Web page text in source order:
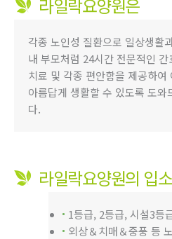
라일락요양원은
각종 노인성 질환으로 일상생활
내 부모처럼 24시간 전문적인
치료 및 각종 편안함을 제공하여
아름답게 생활할 수 있도록 도와
다.
라일락요양원의 입
1등급, 2등급, 시설3등
외상＆치매＆중풍 등